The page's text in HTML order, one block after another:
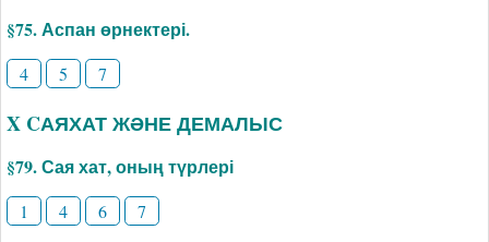
§75. Аспан өрнектері.
4 5 7
X CАЯХАТ ЖӘНЕ ДЕМАЛЫС
§79. Сая хат, оның түрлері
1 4 6 7